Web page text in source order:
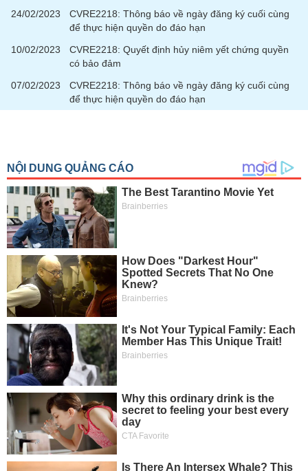
24/02/2023
CVRE2218: Thông báo về ngày đăng ký cuối cùng
để thực hiện quyền do đáo hạn
10/02/2023
CVRE2218: Quyết định hủy niêm yết chứng quyền
có bảo đảm
07/02/2023
CVRE2218: Thông báo về ngày đăng ký cuối cùng
để thực hiện quyền do đáo hạn